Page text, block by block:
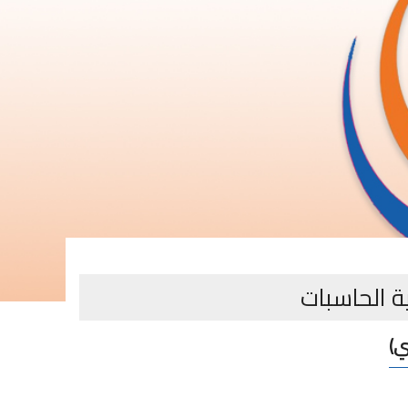
الحاسبات